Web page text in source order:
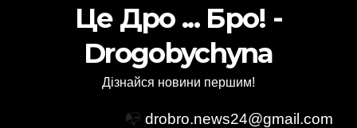
Це Дро ... Бро! -
Drogobychyna
Дізнайся новини першим!
📭 drobro.news24@gmail.com